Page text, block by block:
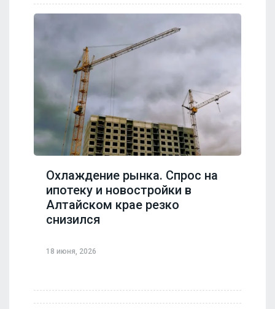
Охлаждение рынка. Спрос на
ипотеку и новостройки в
Алтайском крае резко
снизился
18 июня, 2026